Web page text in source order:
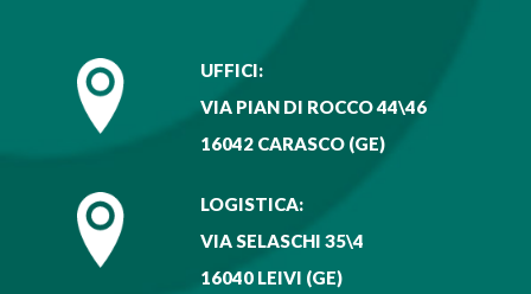
UFFICI:
VIA PIAN DI ROCCO 44\46
16042 CARASCO (GE)
LOGISTICA:
VIA SELASCHI 35\4
16040 LEIVI (GE)